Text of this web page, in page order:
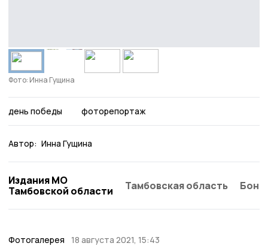
Фото: Инна Гущина
день победы фоторепортаж
Автор: Инна Гущина
Издания МО
Тамбовской области
Тамбовская область
Фотогалерея 18 августа 2021, 15:43